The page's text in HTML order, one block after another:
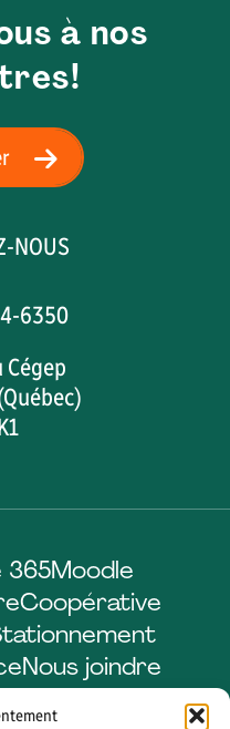
à nos
NOUS
6350
Moodle
Coopérative
Nous joindre